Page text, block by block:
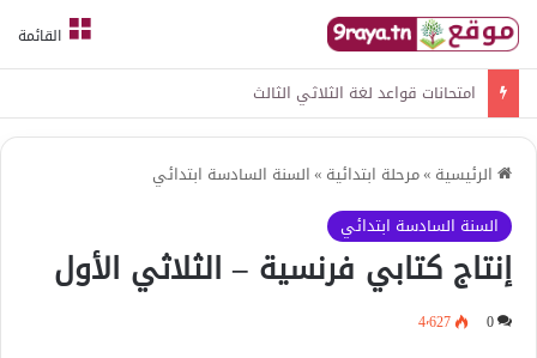
القائمة
امتحانات قواعد لغة الثلاثي الثالث
الرئيسية »مرحلة ابتدائية »السنة السادسة ابتدائي
السنة السادسة ابتدائي
إنتاج كتابي فرنسية – الثلاثي الأول
0 4٬627